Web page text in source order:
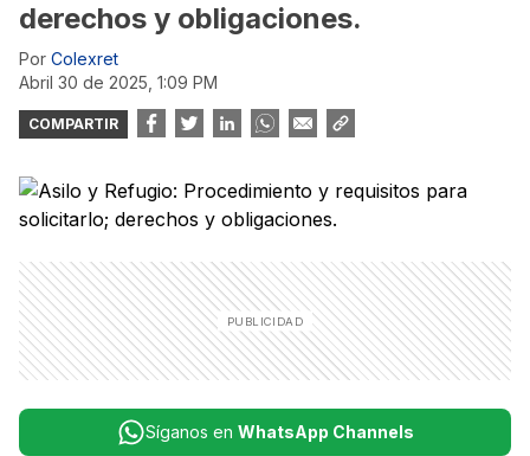
derechos y obligaciones.
Por Colexret
abril 30 de 2025, 1:09 PM
COMPARTIR
Síganos en WhatsApp Channels